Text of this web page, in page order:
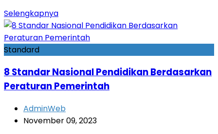
Selengkapnya
Standard
8 Standar Nasional Pendidikan Berdasarkan
Peraturan Pemerintah
AdminWeb
November 09, 2023